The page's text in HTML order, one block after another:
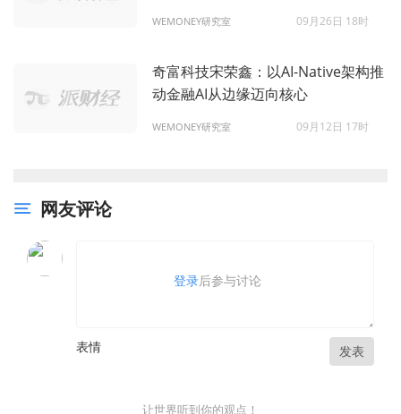
WEMONEY研究室 09月26日 18时
奇富科技宋荣鑫：以AI-Native架构推
动金融AI从边缘迈向核心
WEMONEY研究室 09月12日 17时
网友评论
登录后参与讨论
表情 发表
让世界听到你的观点！